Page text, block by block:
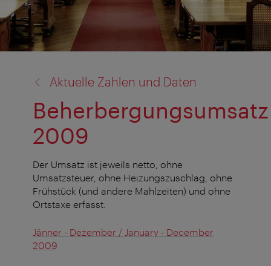
Aktuelle Zahlen und Daten
Beherbergungsumsatz
2009
Der Umsatz ist jeweils netto, ohne
Umsatzsteuer, ohne Heizungszuschlag, ohne
Frühstück (und andere Mahlzeiten) und ohne
Ortstaxe erfasst.
Jänner - Dezember / January - December
2009